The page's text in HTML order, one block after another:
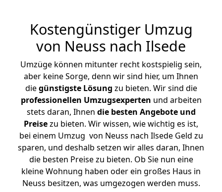
Kostengünstiger Umzug
von Neuss nach Ilsede
Umzüge können mitunter recht kostspielig sein,
aber keine Sorge, denn wir sind hier, um Ihnen
diegünstigste Lösung zu bieten. Wir sind die
professionellen Umzugsexperten und arbeiten
stets daran, Ihnen die besten Angebote und
Preisezu bieten. Wir wissen, wie wichtig es ist,
bei einem Umzug von Neuss nach Ilsede Geld zu
sparen, und deshalb setzen wir alles daran, Ihnen
die besten Preise zu bieten. Ob Sie nun eine
kleine Wohnung haben oder ein großes Haus in
Neuss besitzen, was umgezogen werden muss.